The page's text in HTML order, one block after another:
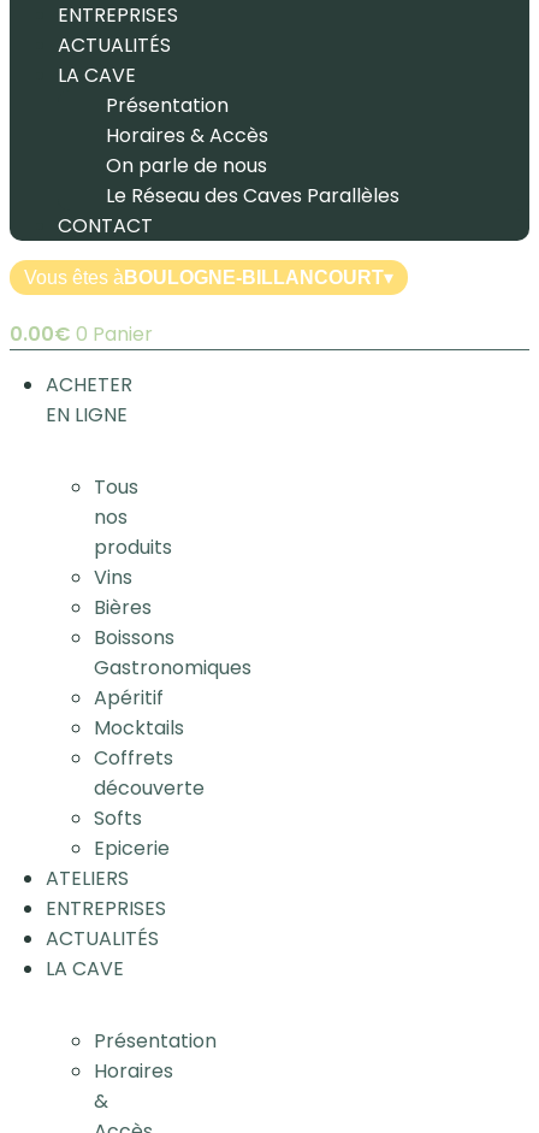
ENTREPRISES
ACTUALITÉS
LA CAVE
Présentation
Horaires & Accès
On parle de nous
Le Réseau des Caves Parallèles
CONTACT
Vous êtes à BOULOGNE-BILLANCOURT▾
0.00€ 0 Panier
ACHETER
EN LIGNE
Tous
nos
produits
Vins
Bières
Boissons
Gastronomiques
Apéritif
Mocktails
Coffrets
découverte
Softs
Epicerie
ATELIERS
ENTREPRISES
ACTUALITÉS
LA CAVE
Présentation
Horaires
&